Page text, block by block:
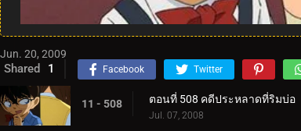
Jun. 20, 2009
Shared 1 Facebook Twitter
11 - 508 ตอนที่ 508 คดีประหลาดที่ริมบ่อ
Jul. 07, 2008